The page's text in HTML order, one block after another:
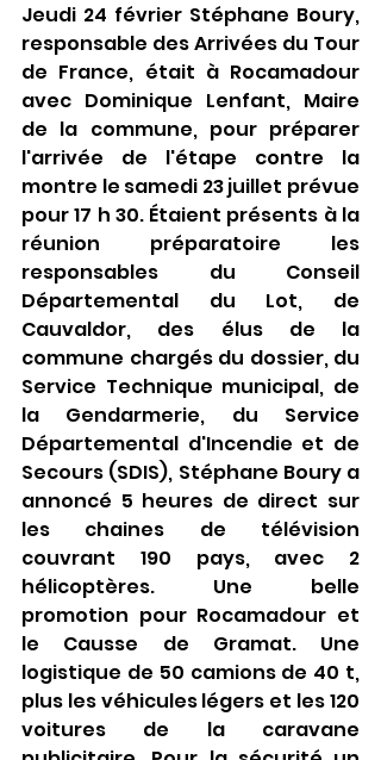
Jeudi 24 février Stéphane Boury,
responsable des Arrivées du Tour
de France, était à Rocamadour
avec Dominique Lenfant, Maire
de la commune, pour préparer
l'arrivée de l'étape contre la
montre le samedi 23 juillet prévue
pour 17 h 30. Étaient présents à la
réunion préparatoire les
responsables du Conseil
Départemental du Lot, de
Cauvaldor, des élus de la
commune chargés du dossier, du
Service Technique municipal, de
la Gendarmerie, du Service
Départemental d'Incendie et de
Secours (SDIS), Stéphane Boury a
annoncé 5 heures de direct sur
les chaines de télévision
couvrant 190 pays, avec 2
hélicoptères. Une belle
promotion pour Rocamadour et
le Causse de Gramat. Une
logistique de 50 camions de 40 t,
plus les véhicules légers et les 120
voitures de la caravane